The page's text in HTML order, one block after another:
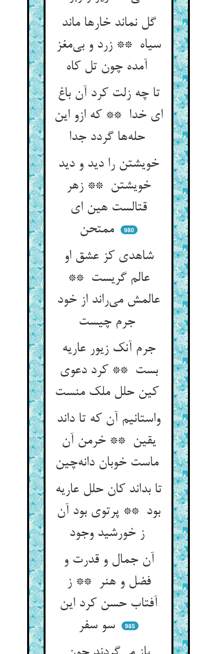
گل نماند خارها ماند
سیاه ** زرد و بی‌مغز
تا چه زلت کرد آن باغ
ای خدا ** که ازو این
حله‌ها گردد جدا
خویشتن را دید و دید
خویشتن ** زهر
قتالست هین ای
ممتحن
980
شاهدی کز عشق او
عالم گریست **
عالمش می‌راند از خود
جرم چیست
جرم آنک زیور عاریه
بست ** کرد دعوی
واستانیم آن که تا داند
یقین ** خرمن آن
ماست خوبان دانه‌چین
تا بداند کان حلل عاریه
بود ** پرتوی بود آن
ز خورشید وجود
آن جمال و قدرت و
فضل و هنر ** ز
آفتاب حسن کرد این
سو سفر
985